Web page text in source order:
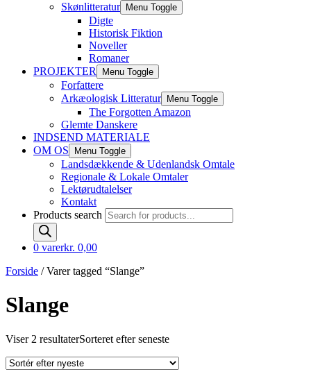
Skønlitteratur
Menu Toggle
Digte
Historisk Fiktion
Noveller
Romaner
PROJEKTER
Menu Toggle
Forfattere
Arkæologisk Litteratur
Menu Toggle
The Forgotten Amazon
Glemte Danskere
INDSEND MATERIALE
OM OS
Menu Toggle
Landsdækkende & Udenlandsk Omtale
Regionale & Lokale Omtaler
Lektørudtalelser
Kontakt
Products search
0 varerkr. 0,00
Forside / Varer tagged “Slange”
Slange
Viser 2 resultaterSorteret efter seneste